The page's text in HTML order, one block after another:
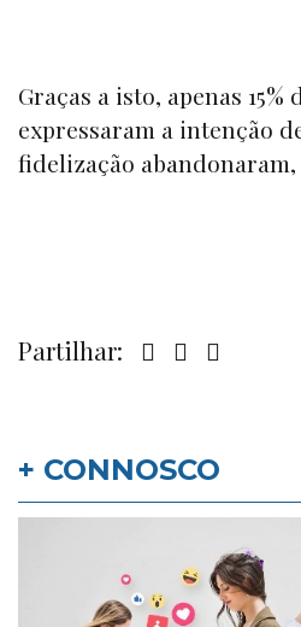
Graças a isto, apenas
expressaram a intenção
fidelização
Partilhar:
+ CONNOSCO